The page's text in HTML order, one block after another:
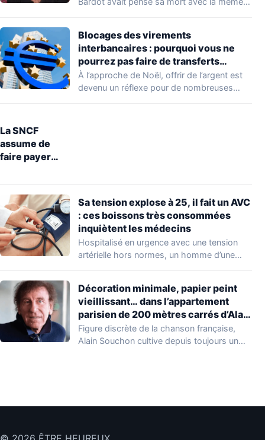
Blocages des virements
interbancaires : pourquoi vous ne
pourrez pas faire de transferts
jusqu’à lundi 29 décembre
À l’approche de Noël, offrir de l’argent est
devenu un réflexe pour de nombreuses…
La SNCF
assume de
faire payer
restitution
d’objets
perdus dans le
train
Sa tension explose à 25, il fait un AVC
: ces boissons très consommées
inquiètent les médecins
Hospitalisé en urgence avec une tension
artérielle hors normes, un homme d’une
Décoration minimale, papier peint
vieillissant… dans l’appartement
parisien de 200 mètres carrés d’Alain
Souchon
Figure discrète de la chanson française,
Alain Souchon cultive depuis toujours un